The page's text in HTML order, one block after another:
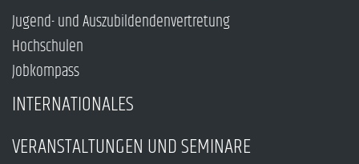
Jugend- und Auszubildendenvertretung
Hochschulen
Jobkompass
INTERNATIONALES
VERANSTALTUNGEN UND SEMINARE